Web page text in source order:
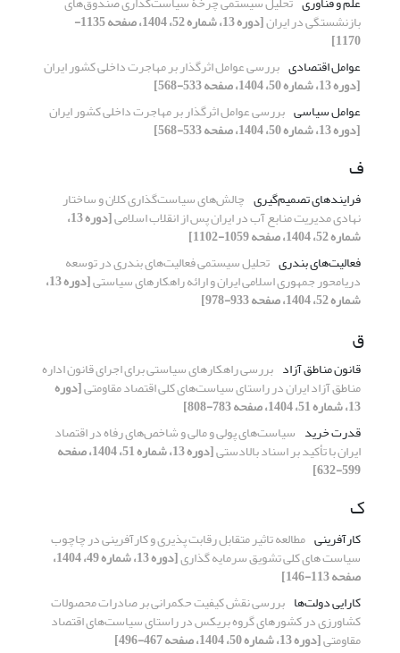
بازنشستگی در ایران [دوره 13، شماره 52، 1404، صفحه 1135-
1170]
عوامل اقتصادی بررسی عوامل اثرگذار بر مهاجرت داخلی کشور ایران
[دوره 13، شماره 50، 1404، صفحه 533-568]
عوامل سیاسی بررسی عوامل اثرگذار بر مهاجرت داخلی کشور ایران
[دوره 13، شماره 50، 1404، صفحه 533-568]
ف
فرایندهای تصمیم‌گیری چالش‌های سیاست‌گذاری کلان و ساختار
نهادی مدیریت منابع آب در ایران پس از انقلاب اسلامی [دوره 13،
شماره 52، 1404، صفحه 1059-1102]
فعالیت‌های بندری تحلیل سیستمی‌ فعالیت‌های‌ بندری در توسعه
دریامحور جمهوری اسلامی ایران و ارائه راهکارهای سیاستی [دوره 13،
شماره 52، 1404، صفحه 933-978]
ق
قانون مناطق آزاد بررسی راهکارهای سیاستی برای اجرای قانون اداره
مناطق آزاد ایران در راستای سیاست‌های کلی اقتصاد مقاومتی[دوره
13، شماره 51، 1404، صفحه 783-808]
قدرت خرید سیاست‌های پولی و مالی و شاخص‌های رفاه در اقتصاد
ایران با تأکید بر اسناد بالادستی [دوره 13، شماره 51، 1404، صفحه
599-632]
ک
کارآفرینی مطالعه تاثیر متقابل رقابت پذیری و کارآفرینی در چاچوب
سیاست های کلی تشویق سرمایه گذاری [دوره 13، شماره 49، 1404،
صفحه 113-146]
کارایی دولت‌ها بررسی نقش کیفیت حکمرانی بر صادرات محصولات
کشاورزی در کشورهای گروه بریکس در راستای سیاست‌های اقتصاد
مقاومتی[دوره 13، شماره 50، 1404، صفحه 467-496]